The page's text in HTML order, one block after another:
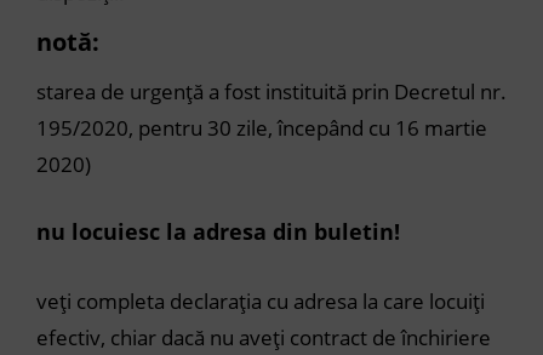
notă:
starea de urgență a fost instituită prin Decretul nr.
195/2020, pentru 30 zile, începând cu 16 martie
2020)
nu locuiesc la adresa din buletin!
veți completa declarația cu adresa la care locuiți
efectiv, chiar dacă nu aveți contract de închiriere